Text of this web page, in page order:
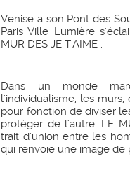
Venise a son Pont des
Paris Ville Lumière
MUR DES JE T'AIME .
Dans un monde
l'individualisme, les
pour fonction de diviser
protéger de l'autre. LE
trait d'union entre les
qui renvoie une image de